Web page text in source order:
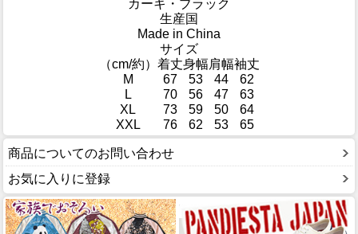
カーキ・ブラック
生産国
Made in China
サイズ
（cm/約） 着丈身幅肩幅袖丈
M
67 53 44
62
L
70 56 47
63
XL
73 59 50
64
XXL
76 62 53 65
商品についてのお問い合わせ
お気に入りに登録